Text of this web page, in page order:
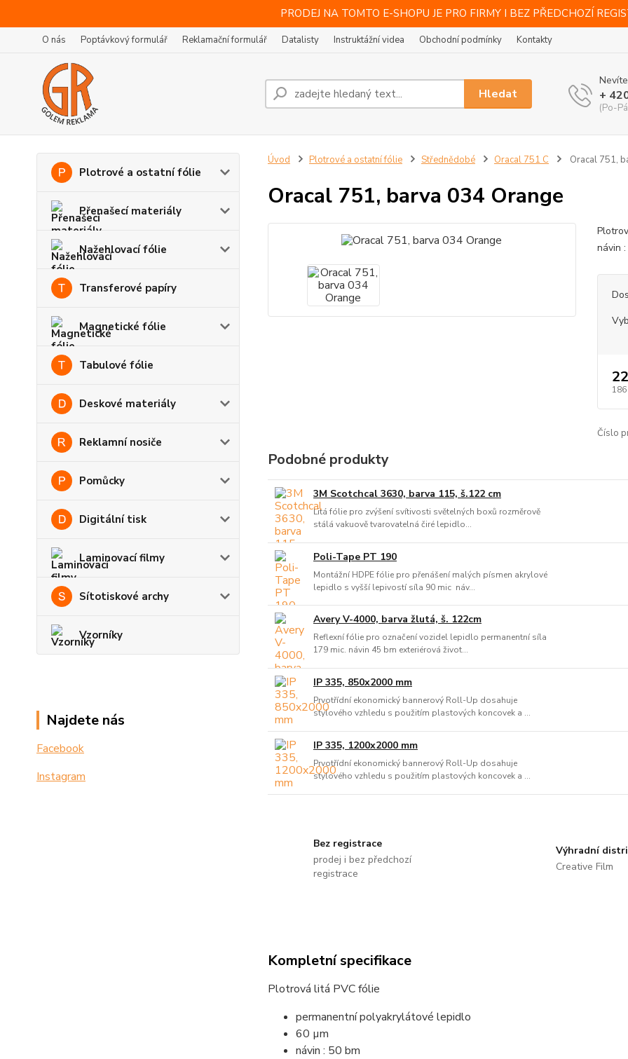
PRODEJ NA TOMTO E-SHOPU JE PRO FIRMY I BEZ PŘEDCHOZÍ
O nás Poptávkový formulář Reklamační formulář Datalisty Instruktážní videa Obchodní podmínky Kontakty
Hledat +
(Po-
Plotrové a ostatní fólie
Přenašecí materiály
Nažehlovací fólie
Transferové papíry
Magnetické fólie
Tabulové fólie
Deskové materiály
Reklamní nosiče
Pomůcky
Digitální tisk
Laminovací filmy
Sítotiskové archy
Vzorníky
Najdete nás
Facebook
Instagram
Úvod Plotrové a ostatní fólie Střednědobé Oracal 751 C Oracal 751,
Oracal 751, barva 034 Orange
návin
186
Číslo
Podobné produkty
3M Scotchcal 3630, barva 115, š.122 cm
Litá fólie pro zvýšení svítivosti světelných boxů rozměrově
stálá vakuově tvarovatelná čiré lepidlo...
Poli-Tape PT 190
Montážní HDPE fólie pro přenášení malých písmen akrylové
lepidlo s vyšší lepivostí síla 90 mic náv...
Avery V-4000, barva žlutá, š. 122cm
Reflexní fólie pro označení vozidel lepidlo permanentní síla
179 mic. návin 45 bm exteriérová život...
IP 335, 850x2000 mm
Prvotřídní ekonomický bannerový Roll-Up dosahuje
stylového vzhledu s použitím plastových koncovek a ...
IP 335, 1200x2000 mm
Prvotřídní ekonomický bannerový Roll-Up dosahuje
stylového vzhledu s použitím plastových koncovek a ...
Bez registrace
prodej i bez předchozí
registrace
Výhradní
Creative Film
Kompletní specifikace
Plotrová litá PVC fólie
permanentní polyakrylátové lepidlo
60 µm
návin : 50 bm